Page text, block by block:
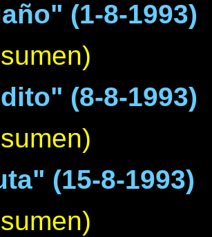
(1-8-1993)
(8-8-1993)
(15-8-1993)